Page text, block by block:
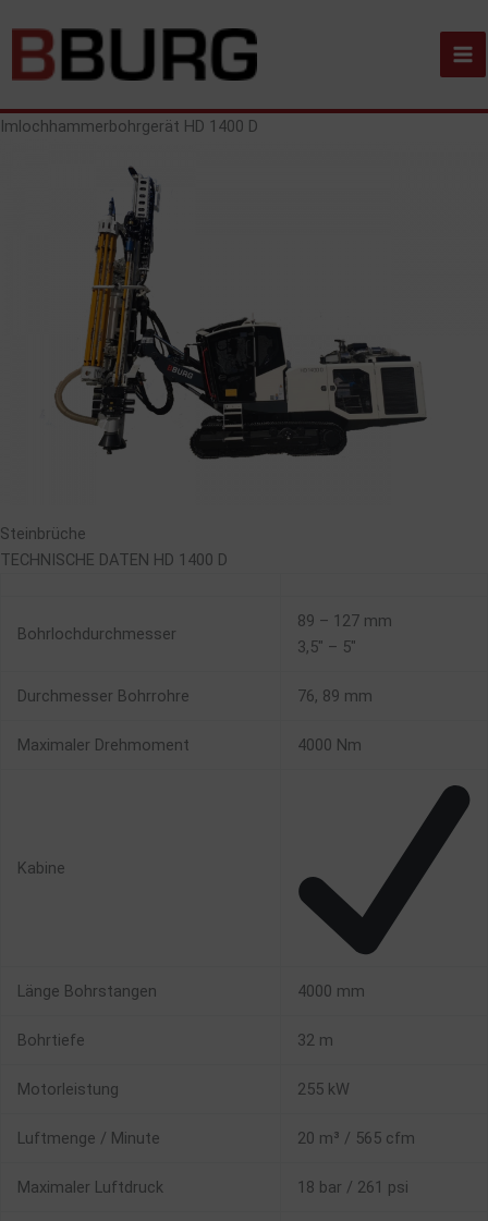
Inhalt
springen
Imlochhammerbohrgerät HD 1400 D
Steinbrüche
TECHNISCHE DATEN HD 1400 D
Bohrlochdurchmesser
89 – 127 mm
3,5″ – 5″
Durchmesser Bohrrohre 76, 89 mm
Maximaler Drehmoment 4000 Nm
Kabine
Länge Bohrstangen 4000 mm
Bohrtiefe 32 m
Motorleistung 255 kW
Luftmenge / Minute 20 m³ / 565 cfm
Maximaler Luftdruck 18 bar / 261 psi